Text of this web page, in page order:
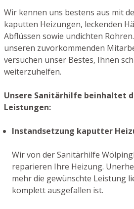
Wir kennen uns bestens aus mit
kaputten Heizungen, leckenden
Abflüssen sowie undichten
unseren zuvorkommenden
versuchen unser Bestes, Ihnen
weiterzuhelfen.
Unsere Sanitärhilfe beinhaltet
Leistungen:
Instandsetzung kaputter
Wir von der Sanitärhilfe
reparieren Ihre Heizung.
mehr die gewünschte Leistung
komplett ausgefallen ist.